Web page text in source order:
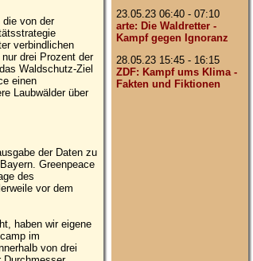
die von der
verbindlichen
drei Prozent der
Waldschutz-Ziel
einen
Laubwälder über
der Daten zu
Greenpeace
des
vor dem
haben wir eigene
im
von drei
23.05.23 06:40 - 07:10
arte: Die Waldretter -
Kampf gegen Ignoranz
28.05.23 15:45 - 16:15
ZDF: Kampf ums Klima -
Fakten und Fiktionen